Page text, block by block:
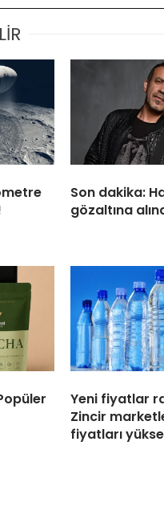
Son dakika:
gözaltına
Yeni fiyatlar
Zincir
fiyatları